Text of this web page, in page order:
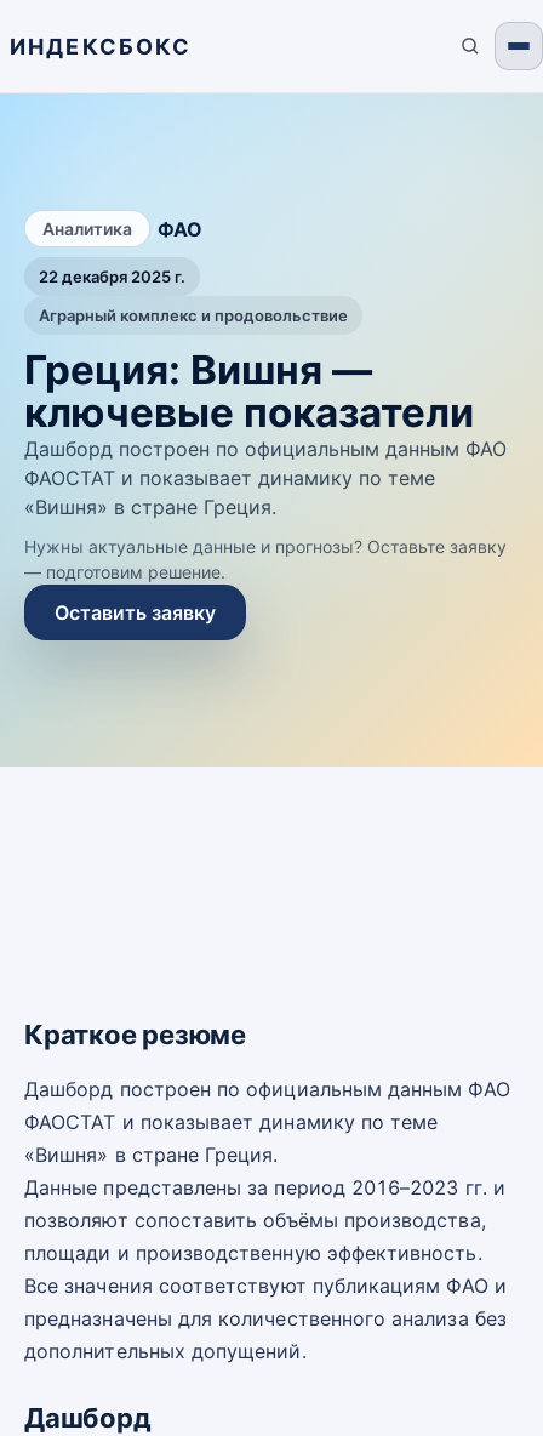
ИНДЕКСБОКС
Аналитика ФАО
22 декабря 2025 г.
Аграрный комплекс и продовольствие
Греция: Вишня —
ключевые показатели
Дашборд построен по официальным данным ФАО
ФАОСТАТ и показывает динамику по теме
«Вишня» в стране Греция.
Нужны актуальные данные и прогнозы? Оставьте заявку
— подготовим решение.
Оставить заявку
Краткое резюме
Дашборд построен по официальным данным ФАО
ФАОСТАТ и показывает динамику по теме
«Вишня» в стране Греция.
Данные представлены за период 2016–2023 гг. и
позволяют сопоставить объёмы производства,
площади и производственную эффективность.
Все значения соответствуют публикациям ФАО и
предназначены для количественного анализа без
дополнительных допущений.
Дашборд